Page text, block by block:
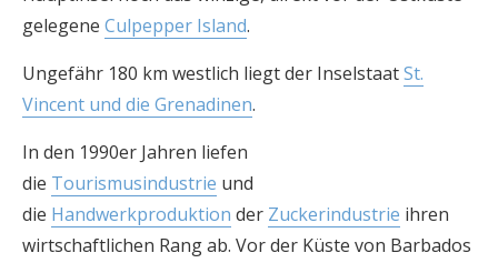
gelegene Culpepper Island.
Ungefähr 180 km westlich liegt der InselstaatSt.
Vincent und die Grenadinen.
In den 1990er Jahren liefen
die Tourismusindustrie und
die Handwerkproduktion der Zuckerindustrie ihren
wirtschaftlichen Rang ab. Vor der Küste von Barbados